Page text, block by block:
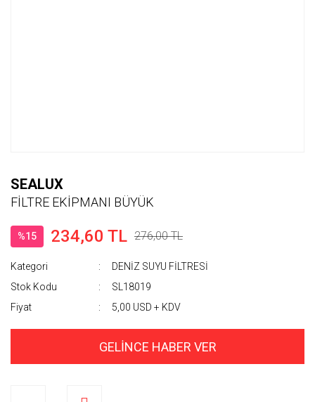
SEALUX
FİLTRE EKİPMANI BÜYÜK
%15 234,60 TL 276,00 TL
Kategori
DENİZ SUYU FİLTRESİ
Stok Kodu
SL18019
Fiyat
5,00 USD + KDV
GELİNCE HABER VER